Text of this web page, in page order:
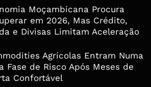
Moçambicana Procura
em 2026, Mas Crédito,
e Divisas Limitam Aceleração
Agrícolas Entram Numa
Fase de Risco Após Meses de
Confortável